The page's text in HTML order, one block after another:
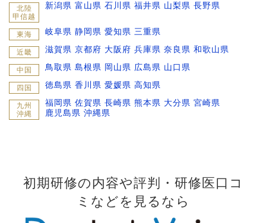
北陸
甲信越
新潟県 富山県 石川県 福井県 山梨県 長野県
東海 岐阜県 静岡県 愛知県 三重県
近畿 滋賀県 京都府 大阪府 兵庫県 奈良県 和歌山県
中国 鳥取県 島根県 岡山県 広島県 山口県
四国 徳島県 香川県 愛媛県 高知県
九州
沖縄
福岡県 佐賀県 長崎県 熊本県 大分県 宮崎県
鹿児島県 沖縄県
初期研修の内容や評判・研修医口コ
ミなどを見るなら